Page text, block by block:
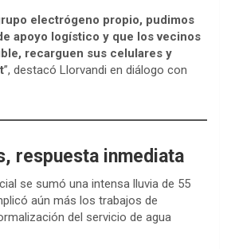
electrógeno propio, pudimos
apoyo logístico y que los vecinos
recarguen sus celulares y
”, destacó Llorvandi en diálogo con
respuesta inmediata
se sumó una intensa lluvia de 55
aún más los trabajos de
del servicio de agua